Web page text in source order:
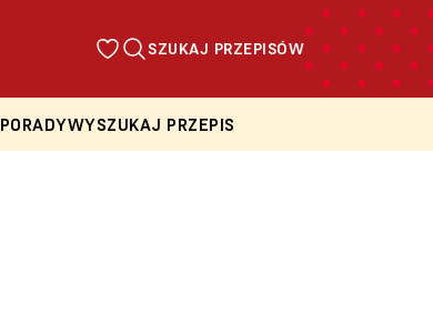
SZUKAJ PRZEPISÓW
PORADYWYSZUKAJ PRZEPIS